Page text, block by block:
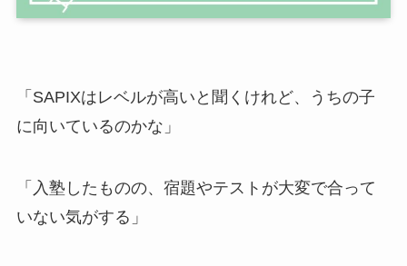
「SAPIXはレベルが高いと聞くけれど、うちの子
に向いているのかな」
「入塾したものの、宿題やテストが大変で合って
いない気がする」